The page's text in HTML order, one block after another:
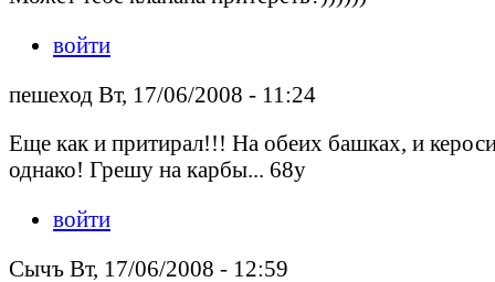
войти
пешеход Вт, 17/06/2008 - 11:24
Еще как и притирал!!! На обеих башках, и
однако! Грешу на карбы... 68у
войти
Сычъ Вт, 17/06/2008 - 12:59